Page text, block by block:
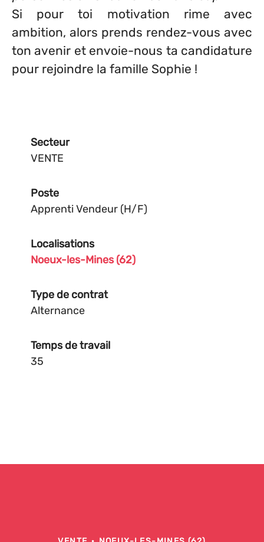
Si pour toi motivation rime avec
ambition, alors prends rendez-vous avec
ton avenir et envoie-nous ta candidature
pour rejoindre la famille Sophie !
Secteur
VENTE
Poste
Apprenti Vendeur (H/F)
Localisations
Noeux-les-Mines (62)
Type de contrat
Alternance
Temps de travail
35